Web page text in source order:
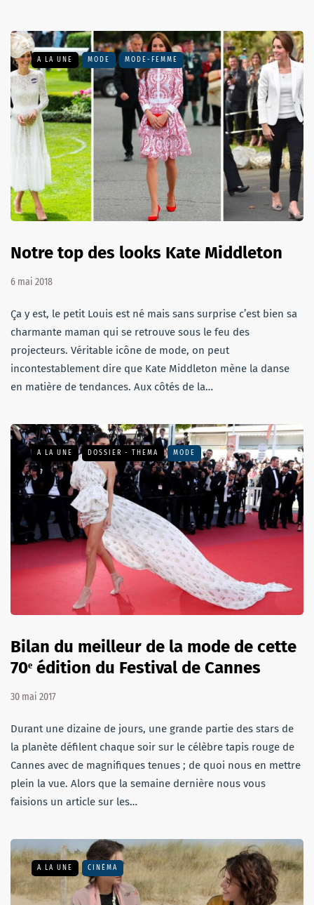
A LA UNE MODE MODE-FEMME
Notre top des looks Kate Middleton
6 mai 2018
Ça y est, le petit Louis est né mais sans surprise c’est bien sa
charmante maman qui se retrouve sous le feu des
projecteurs. Véritable icône de mode, on peut
incontestablement dire que Kate Middleton mène la danse
en matière de tendances. Aux côtés de la…
A LA UNE DOSSIER - THEMA MODE
Bilan du meilleur de la mode de cette
70ᵉ édition du Festival de Cannes
30 mai 2017
Durant une dizaine de jours, une grande partie des stars de
la planète défilent chaque soir sur le célèbre tapis rouge de
Cannes avec de magnifiques tenues ; de quoi nous en mettre
plein la vue. Alors que la semaine dernière nous vous
faisions un article sur les…
A LA UNE CINÉMA